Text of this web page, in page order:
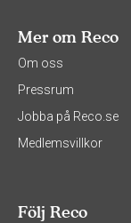
Mer om Reco
Om oss
Pressrum
Jobba på Reco.se
Medlemsvillkor
Följ Reco